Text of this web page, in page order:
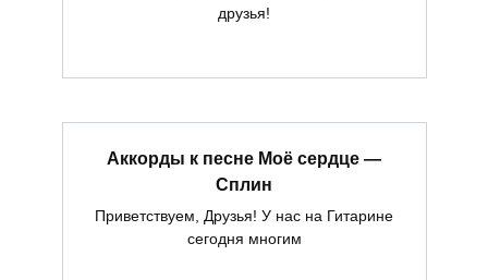
друзья!
Аккорды к песне Моё сердце —
Сплин
Приветствуем, Друзья! У нас на Гитарине
сегодня многим